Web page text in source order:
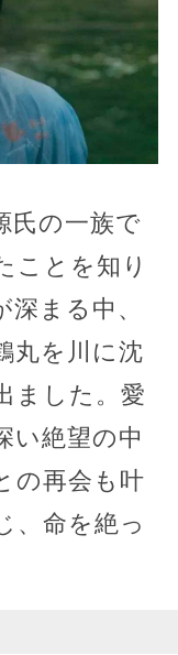
氏の一族で
ことを知り
まる中、
丸を川に沈
ました。愛
い絶望の中
の再会も叶
、命を絶っ